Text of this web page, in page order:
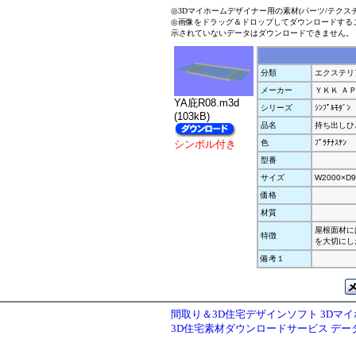
◎3Dマイホームデザイナー用の素材(パーツ/テクス
◎画像をドラッグ＆ドロップしてダウンロードす
示されていないデータはダウンロードできません。
YA庇R08.m3d
(103kB)
シンボル付き
分類
エクステ
メーカー
ＹＫＫ ＡＰ
シリーズ
ｼﾝﾌﾟﾙﾓﾀﾞﾝ
品名
持ち出しひ
色
ﾌﾟﾗﾁﾅｽﾃﾝ
型番
サイズ
価格
材質
特徴
屋根面材
を大切にし
備考１
間取り＆3D住宅デザインソフト 3Dマ
3D住宅素材ダウンロードサービス デー